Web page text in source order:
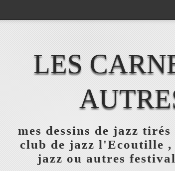
LES
mes dessins de jazz
club de jazz l'Ecoutille ,
jazz ou autres